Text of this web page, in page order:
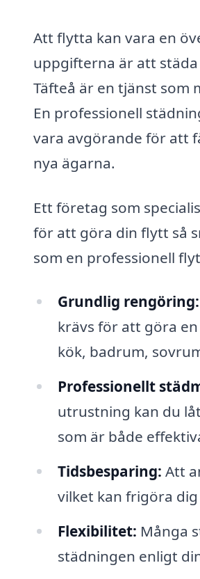
Att flytta kan vara en
uppgifterna är att
Täfteå är en tjänst
En professionell
vara avgörande för att
nya ägarna.
Ett företag som
för att göra din flytt så
som en professionell
Grundlig rengöring:
krävs för att göra
kök, badrum,
Professionellt
utrustning kan du
som är både
Tidsbesparing: Att
vilket kan frigöra
Flexibilitet: Många
städningen enligt